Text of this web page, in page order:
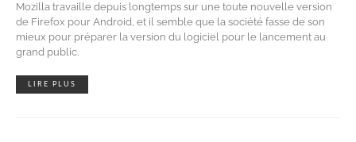
Mozilla travaille depuis longtemps sur une toute nouvelle version
de Firefox pour Android, et il semble que la société fasse de son
mieux pour préparer la version du logiciel pour le lancement au
grand public.
LIRE PLUS